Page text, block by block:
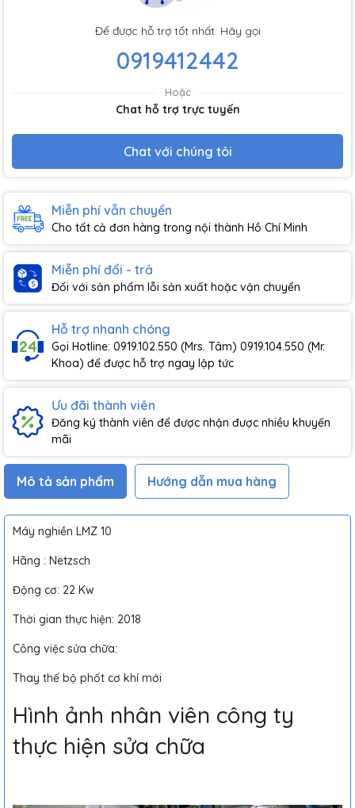
Để được hỗ trợ tốt nhất. Hãy gọi
0919412442
Hoặc
Chat hỗ trợ trực tuyến
Chat với chúng tôi
Miễn phí vẫn chuyển
Cho tất cả đơn hàng trong nội thành Hồ Chí Minh
Miễn phí đổi - trả
Đối với sản phẩm lỗi sản xuất hoặc vận chuyển
Hỗ trợ nhanh chóng
Gọi Hotline: 0919.102.550 (Mrs. Tâm) 0919.104.550 (Mr.
Khoa) để được hỗ trợ ngay lập tức
Ưu đãi thành viên
Đăng ký thành viên để được nhận được nhiều khuyến
mãi
Mô tả sản phẩm Hướng dẫn mua hàng
Máy nghiền LMZ 10
Hãng : Netzsch
Động cơ: 22 Kw
Thời gian thực hiện: 2018
Công việc sửa chữa:
Thay thế bộ phốt cơ khí mới
Hình ảnh nhân viên công ty
thực hiện sửa chữa